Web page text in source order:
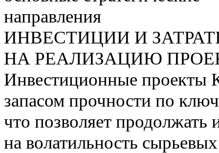
направления
ИНВЕСТИЦИИ И
НА РЕАЛИЗАЦИЮ
Инвестиционные проекты
запасом прочности по
что позволяет продолжать
на волатильность